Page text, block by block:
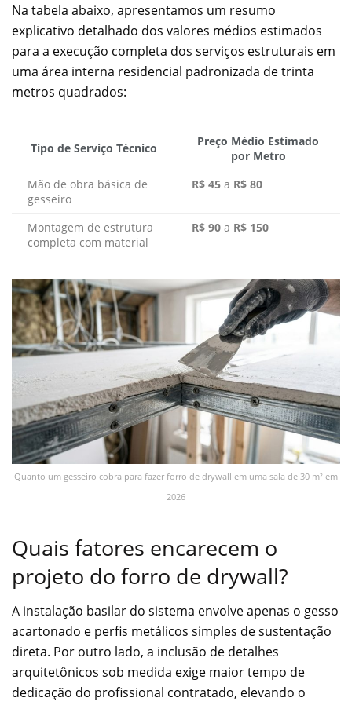
Na tabela abaixo, apresentamos um resumo
explicativo detalhado dos valores médios estimados
para a execução completa dos serviços estruturais em
uma área interna residencial padronizada de trinta
metros quadrados:
Tipo de Serviço Técnico
Preço Médio Estimado
por Metro
Mão de obra básica de
gesseiro
R$ 45 a R$ 80
Montagem de estrutura
completa com material
R$ 90 a R$ 150
Quanto um gesseiro cobra para fazer forro de drywall em uma sala de 30 m² em
2026
Quais fatores encarecem o
projeto do forro de drywall?
A instalação basilar do sistema envolve apenas o gesso
acartonado e perfis metálicos simples de sustentação
direta. Por outro lado, a inclusão de detalhes
arquitetônicos sob medida exige maior tempo de
dedicação do profissional contratado, elevando o